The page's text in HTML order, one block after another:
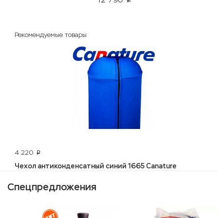
Рекомендуемые товары
4 220 p
Чехол антиконденсатный синий 1665 Canature
Спецпредложения